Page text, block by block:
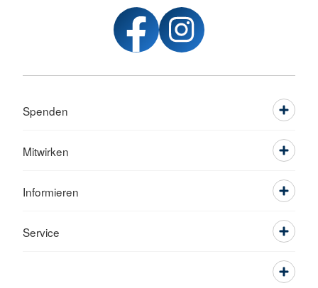
Spenden
Mitwirken
Informieren
Service